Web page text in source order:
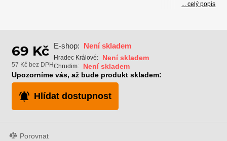
... celý popis
69 Kč
57 Kč bez DPH
E-shop: Není skladem
Hradec Králové: Není skladem
Chrudim:
Není skladem
Upozorníme vás, až bude produkt skladem:
Hlídat dostupnost
Porovnat